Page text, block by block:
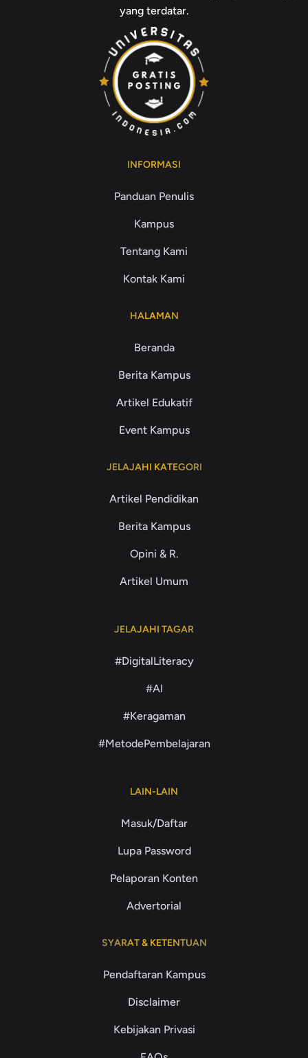
yang terdatar.
INFORMASI
Panduan Penulis
Kampus
Tentang Kami
Kontak Kami
HALAMAN
Beranda
Berita Kampus
Artikel Edukatif
Event Kampus
JELAJAHI KATEGORI
Artikel Pendidikan
Berita Kampus
Opini & R.
Artikel Umum
JELAJAHI TAGAR
#DigitalLiteracy
#AI
#Keragaman
#MetodePembelajaran
LAIN-LAIN
Masuk/Daftar
Lupa Password
Pelaporan Konten
Advertorial
SYARAT & KETENTUAN
Pendaftaran Kampus
Disclaimer
Kebijakan Privasi